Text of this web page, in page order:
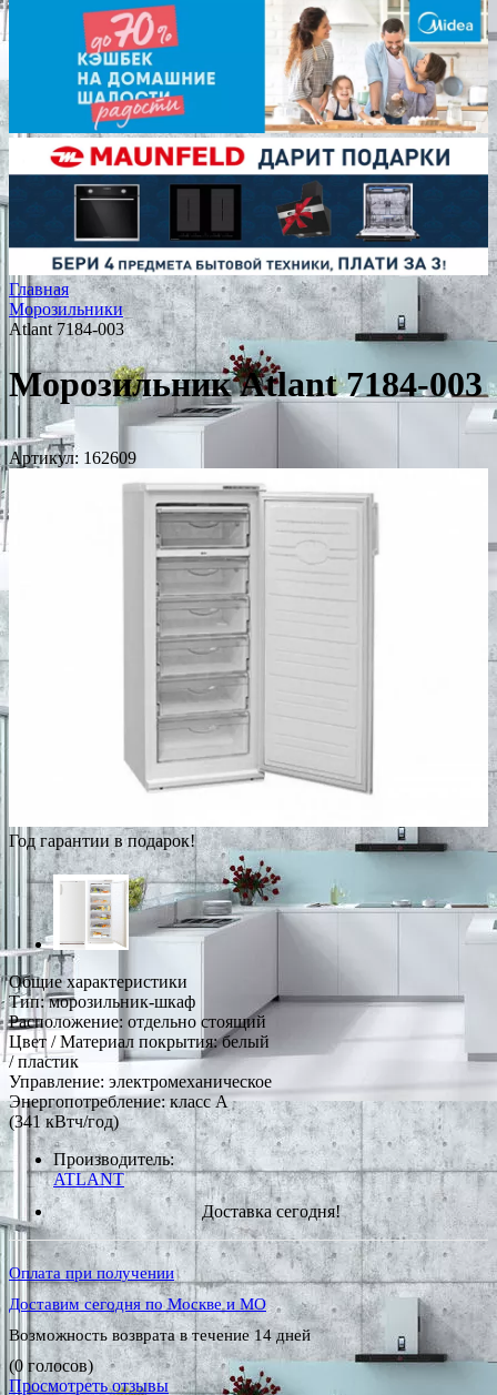
Главная
Морозильники
Atlant 7184-003
Морозильник Atlant 7184-003
Артикул: 162609
Год гарантии в подарок!
Общие характеристики
Тип: морозильник-шкаф
Расположение: отдельно стоящий
Цвет / Материал покрытия: белый
/ пластик
Управление: электромеханическое
Энергопотребление: класс A
(341 кВтч/год)
Производитель:
ATLANT
Доставка сегодня!
Оплата при получении
Доставим сегодня по Москве и МО
Возможность возврата в течение 14 дней
(0 голосов)
Просмотреть отзывы